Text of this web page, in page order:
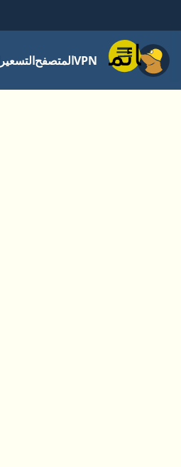
قائمةVPNالمتصفحالتسعير